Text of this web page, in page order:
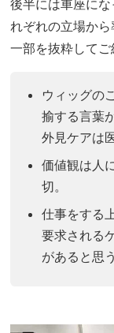
後半には車座に
れぞれの立場か
一部を抜粋してご
ウィッグの
揄する言葉
外見ケアは
価値観は人
切。
仕事をする
要求される
があると思う